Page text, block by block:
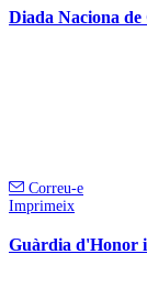
Diada Naciona
Correu-e
Imprimeix
Guàrdia d'Honor